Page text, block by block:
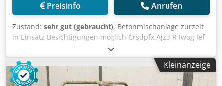
Preisinfo Anrufen
Zustand: sehr gut (gebraucht), Betonmischanlage zurzeit
in Einsatz Besichtigungen möglich Crsdpfx Ajzd R Iwog Ief
Kleinanzeige